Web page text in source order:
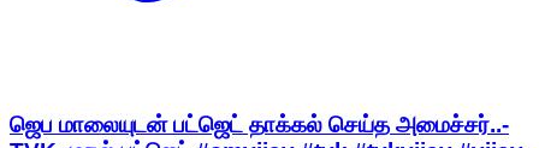
ஜெப மாலையுடன் பட்ஜெட் தாக்கல் செய்த அமைச்சர்..-